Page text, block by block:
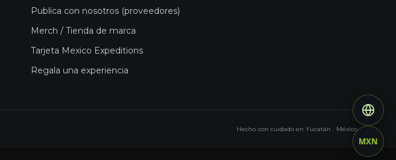
Publica con nosotros (proveedores)
Merch / Tienda de marca
Tarjeta Mexico Expeditions
Regala una experiencia
Hecho con cuidado en Yucatán · México
MXN